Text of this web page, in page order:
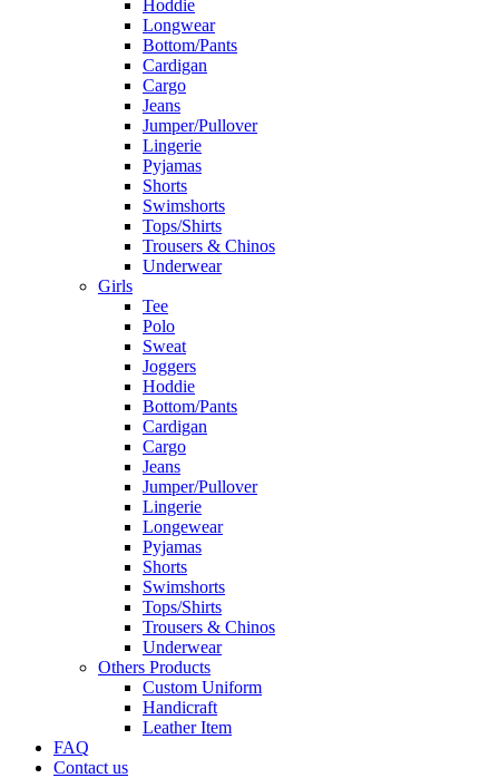
Hoddie
Longwear
Bottom/Pants
Cardigan
Cargo
Jeans
Jumper/Pullover
Lingerie
Pyjamas
Shorts
Swimshorts
Tops/Shirts
Trousers & Chinos
Underwear
Girls
Tee
Polo
Sweat
Joggers
Hoddie
Bottom/Pants
Cardigan
Cargo
Jeans
Jumper/Pullover
Lingerie
Longewear
Pyjamas
Shorts
Swimshorts
Tops/Shirts
Trousers & Chinos
Underwear
Others Products
Custom Uniform
Handicraft
Leather Item
FAQ
Contact us